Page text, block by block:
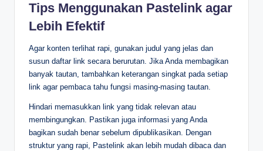
Tips Menggunakan Pastelink agar
Lebih Efektif
Agar konten terlihat rapi, gunakan judul yang jelas dan
susun daftar link secara berurutan. Jika Anda membagikan
banyak tautan, tambahkan keterangan singkat pada setiap
link agar pembaca tahu fungsi masing-masing tautan.
Hindari memasukkan link yang tidak relevan atau
membingungkan. Pastikan juga informasi yang Anda
bagikan sudah benar sebelum dipublikasikan. Dengan
struktur yang rapi, Pastelink akan lebih mudah dibaca dan